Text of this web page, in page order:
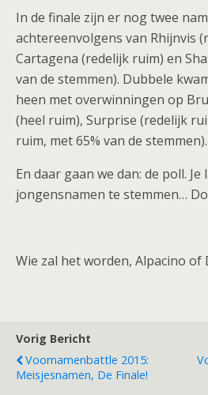
In de finale zijn er nog twee
achtereenvolgens van Rhijnvis
Cartagena (redelijk ruim) en
van de stemmen). Dubbele
heen met overwinningen op
(heel ruim), Surprise (redelijk
ruim, met 65% van de stemmen).
En daar gaan we dan: de poll.
jongensnamen te stemmen…
Wie zal het worden, Alpacino of
Vorig Bericht
Voornamenbattle 2015:
Meisjesnamen, De Finale!